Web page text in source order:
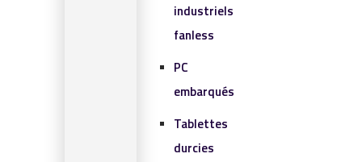
industriels
fanless
PC
embarqués
Tablettes
durcies